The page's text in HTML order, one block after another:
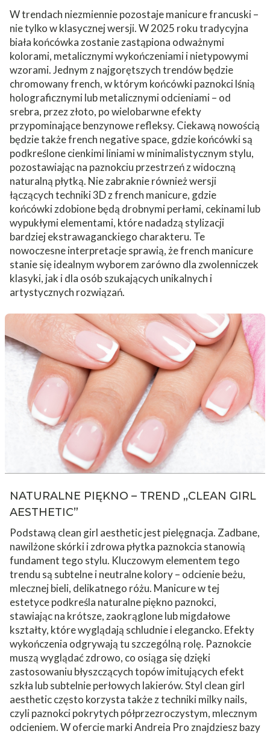
W trendach niezmiennie pozostaje manicure francuski –
nie tylko w klasycznej wersji. W 2025 roku tradycyjna
biała końcówka zostanie zastąpiona odważnymi
kolorami, metalicznymi wykończeniami i nietypowymi
wzorami. Jednym z najgorętszych trendów będzie
chromowany french, w którym końcówki paznokci lśnią
holograficznymi lub metalicznymi odcieniami – od
srebra, przez złoto, po wielobarwne efekty
przypominające benzynowe refleksy. Ciekawą nowością
będzie także french negative space, gdzie końcówki są
podkreślone cienkimi liniami w minimalistycznym stylu,
pozostawiając na paznokciu przestrzeń z widoczną
naturalną płytką. Nie zabraknie również wersji
łączących techniki 3D z french manicure, gdzie
końcówki zdobione będą drobnymi perłami, cekinami lub
wypukłymi elementami, które nadadzą stylizacji
bardziej ekstrawaganckiego charakteru. Te
nowoczesne interpretacje sprawią, że french manicure
stanie się idealnym wyborem zarówno dla zwolenniczek
klasyki, jak i dla osób szukających unikalnych i
artystycznych rozwiązań.
NATURALNE PIĘKNO – TREND „CLEAN GIRL
AESTHETIC”
Podstawą clean girl aesthetic jest pielęgnacja. Zadbane,
nawilżone skórki i zdrowa płytka paznokcia stanowią
fundament tego stylu. Kluczowym elementem tego
trendu są subtelne i neutralne kolory – odcienie beżu,
mlecznej bieli, delikatnego różu. Manicure w tej
estetyce podkreśla naturalne piękno paznokci,
stawiając na krótsze, zaokrąglone lub migdałowe
kształty, które wyglądają schludnie i elegancko. Efekty
wykończenia odgrywają tu szczególną rolę. Paznokcie
muszą wyglądać zdrowo, co osiąga się dzięki
zastosowaniu błyszczących topów imitujących efekt
szkła lub subtelnie perłowych lakierów. Styl clean girl
aesthetic często korzysta także z techniki milky nails,
czyli paznokci pokrytych półprzezroczystym, mlecznym
odcieniem. W ofercie markiAndreia Pro znajdziesz bazy